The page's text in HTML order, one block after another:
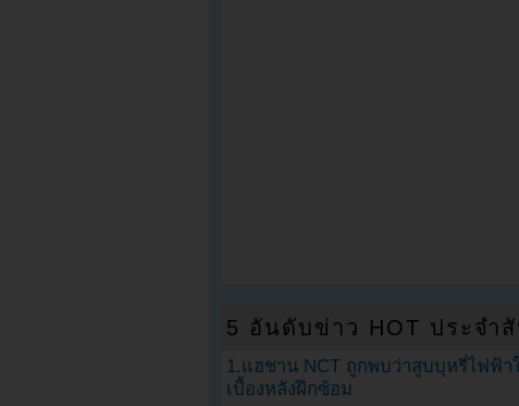
5 อันดับข่าว HOT ประจำ
1.แฮชาน NCT ถูกพบว่าสูบบุหรี่ไฟฟ้า
เบื้องหลังฝึกซ้อม